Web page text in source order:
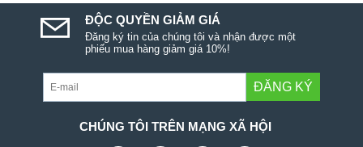
ĐỘC QUYỀN GIẢM GIÁ
Đăng ký tin của chúng tôi và nhận được một
phiếu mua hàng giảm giá 10%!
ĐĂNG KÝ
CHÚNG TÔI TRÊN MẠNG XÃ HỘI